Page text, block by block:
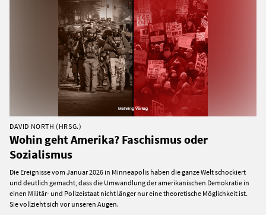
DAVID NORTH (HRSG.)
Wohin geht Amerika? Faschismus oder
Sozialismus
Die Ereignisse vom Januar 2026 in Minneapolis haben die ganze Welt schockiert
und deutlich gemacht, dass die Umwandlung der amerikanischen Demokratie in
einen Militär- und Polizeistaat nicht länger nur eine theoretische Möglichkeit ist.
Sie vollzieht sich vor unseren Augen.